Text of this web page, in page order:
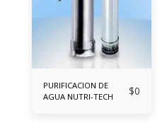
PURIFICACION DE
AGUA NUTRI-TECH
$0